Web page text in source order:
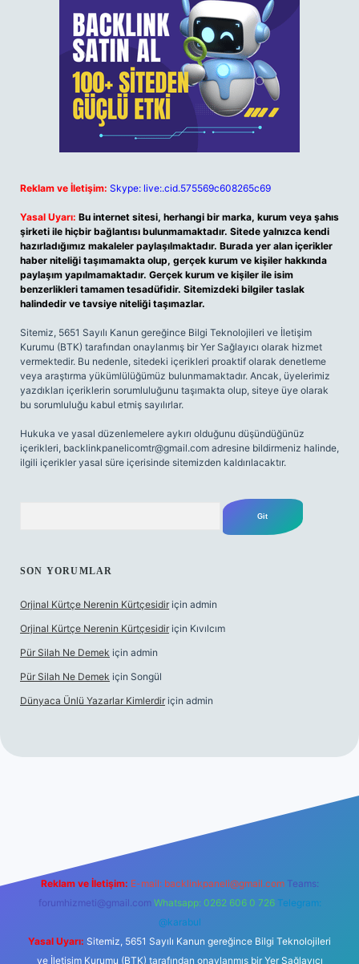
Reklam ve İletişim: Skype: live:.cid.575569c608265c69
Yasal Uyarı: Bu internet sitesi, herhangi bir marka, kurum veya şahıs
şirketi ile hiçbir bağlantısı bulunmamaktadır. Sitede yalnızca kendi
hazırladığımız makaleler paylaşılmaktadır. Burada yer alan içerikler
haber niteliği taşımamakta olup, gerçek kurum ve kişiler hakkında
paylaşım yapılmamaktadır. Gerçek kurum ve kişiler ile isim
benzerlikleri tamamen tesadüfidir. Sitemizdeki bilgiler taslak
halindedir ve tavsiye niteliği taşımazlar.
Sitemiz, 5651 Sayılı Kanun gereğince Bilgi Teknolojileri ve İletişim
Kurumu (BTK) tarafından onaylanmış bir Yer Sağlayıcı olarak hizmet
vermektedir. Bu nedenle, sitedeki içerikleri proaktif olarak denetleme
veya araştırma yükümlülüğümüz bulunmamaktadır. Ancak, üyelerimiz
yazdıkları içeriklerin sorumluluğunu taşımakta olup, siteye üye olarak
bu sorumluluğu kabul etmiş sayılırlar.
Hukuka ve yasal düzenlemelere aykırı olduğunu düşündüğünüz
içerikleri, backlinkpanelicomtr@gmail.com adresine bildirmeniz halinde,
ilgili içerikler yasal süre içerisinde sitemizden kaldırılacaktır.
SON YORUMLAR
Orjinal Kürtçe Nerenin Kürtçesidir için admin
Orjinal Kürtçe Nerenin Kürtçesidir için Kıvılcım
Pür Silah Ne Demek için admin
Pür Silah Ne Demek için Songül
Dünyaca Ünlü Yazarlar Kimlerdir için admin
Reklam ve İletişim: E-mail: backlinkpaneli@gmail.com Teams:
forumhizmeti@gmail.com Whatsapp: 0262 606 0 726 Telegram:
@karabul
Yasal Uyarı: Sitemiz, 5651 Sayılı Kanun gereğince Bilgi Teknolojileri
ve İletişim Kurumu (BTK) tarafından onaylanmış bir Yer Sağlayıcı